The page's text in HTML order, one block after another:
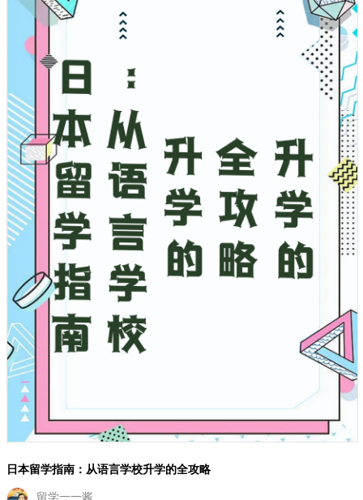
日本留学指南：从语言学校升学的全攻略
留学一一酱